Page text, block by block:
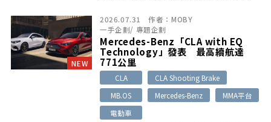
Delica齊聚一堂。現場共有52家改裝零
配件、輪圈與輪胎品牌參展，最新
Delica D:5改裝示範車、各式越野升級零
件及親子活動，共同展現Delica車系強
大的凝聚力與多元改裝文化。
NEW
2026.07.31 作者： MOBY
一手企劃/ 專題企劃
Mercedes-Benz「CLA with EQ
Technology」發表 最高續航達
771公里
CLA
CLA Shooting Brake
MB.OS
Mercedes-Benz
MMA平台
電動車